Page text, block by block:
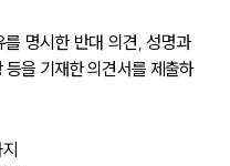
명시한 반대 의견, 성명과
을 기재한 의견서를 제출하